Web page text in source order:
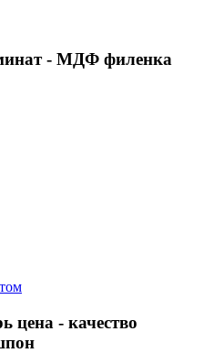
- МДФ филенка
цена - качество